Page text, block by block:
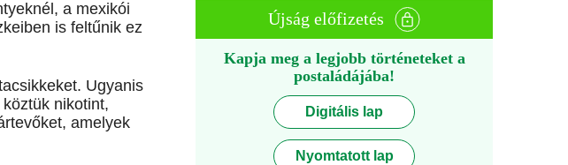
a mexikói
is feltűnik ez
Ugyanis
nikotint,
amelyek
Újság előfizetés
Kapja meg a legjobb történeteket a
postaládájába!
Digitális lap
Nyomtatott lap